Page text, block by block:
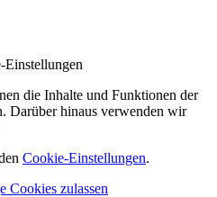
die Inhalte und Funktionen der
Darüber hinaus verwenden wir
Cookie-Einstellungen.
Cookies zulassen